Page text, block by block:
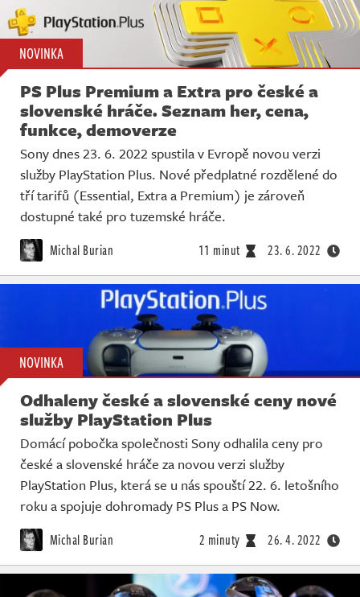
NOVINKA
PS Plus Premium a Extra pro české a
slovenské hráče. Seznam her, cena,
funkce, demoverze
Sony dnes 23. 6. 2022 spustila v Evropě novou verzi
služby PlayStation Plus. Nové předplatné rozdělené do
tří tarifů (Essential, Extra a Premium) je zároveň
dostupné také pro tuzemské hráče.
Michal Burian 11 minut 23. 6. 2022
NOVINKA
Odhaleny české a slovenské ceny nové
služby PlayStation Plus
Domácí pobočka společnosti Sony odhalila ceny pro
české a slovenské hráče za novou verzi služby
PlayStation Plus, která se u nás spouští 22. 6. letošního
roku a spojuje dohromady PS Plus a PS Now.
Michal Burian 2 minuty 26. 4. 2022